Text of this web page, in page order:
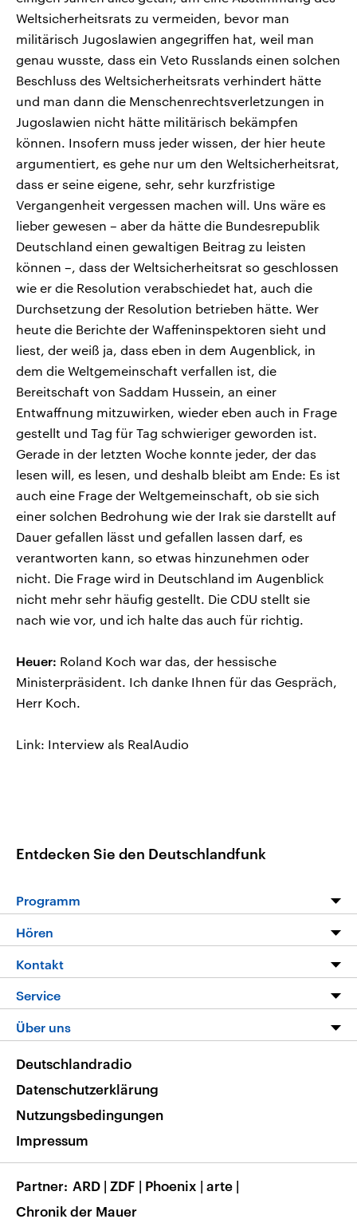
Weltsicherheitsrats zu vermeiden, bevor man
militärisch Jugoslawien angegriffen hat, weil man
genau wusste, dass ein Veto Russlands einen solchen
Beschluss des Weltsicherheitsrats verhindert hätte
und man dann die Menschenrechtsverletzungen in
Jugoslawien nicht hätte militärisch bekämpfen
können. Insofern muss jeder wissen, der hier heute
argumentiert, es gehe nur um den Weltsicherheitsrat,
dass er seine eigene, sehr, sehr kurzfristige
Vergangenheit vergessen machen will. Uns wäre es
lieber gewesen – aber da hätte die Bundesrepublik
Deutschland einen gewaltigen Beitrag zu leisten
können –, dass der Weltsicherheitsrat so geschlossen
wie er die Resolution verabschiedet hat, auch die
Durchsetzung der Resolution betrieben hätte. Wer
heute die Berichte der Waffeninspektoren sieht und
liest, der weiß ja, dass eben in dem Augenblick, in
dem die Weltgemeinschaft verfallen ist, die
Bereitschaft von Saddam Hussein, an einer
Entwaffnung mitzuwirken, wieder eben auch in Frage
gestellt und Tag für Tag schwieriger geworden ist.
Gerade in der letzten Woche konnte jeder, der das
lesen will, es lesen, und deshalb bleibt am Ende: Es ist
auch eine Frage der Weltgemeinschaft, ob sie sich
einer solchen Bedrohung wie der Irak sie darstellt auf
Dauer gefallen lässt und gefallen lassen darf, es
verantworten kann, so etwas hinzunehmen oder
nicht. Die Frage wird in Deutschland im Augenblick
nicht mehr sehr häufig gestellt. Die CDU stellt sie
nach wie vor, und ich halte das auch für richtig.
Heuer: Roland Koch war das, der hessische
Ministerpräsident. Ich danke Ihnen für das Gespräch,
Herr Koch.
Link: Interview als RealAudio
Entdecken Sie den Deutschlandfunk
Programm
Die Nachrichten
Nachrichtenleicht
Neue Beiträge auf dlf.de
Hören
Livestream
Podcasts
Deutschlandfunk App
Nachrichten App
Frequenzen
Kontakt
Hörerservice
Service
FAQ
Veranstaltungen
Musikliste
RSS
Über uns
Barrierefreiheit
Deutschlandradio
Datenschutzerklärung
Nutzungsbedingungen
Impressum
Partner ARD | ZDF | Phoenix | arte |
Chronik der Mauer